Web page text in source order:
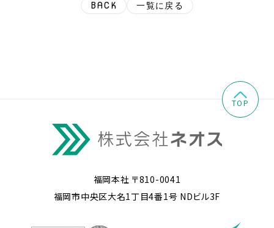
BACK 一覧に戻る
福岡本社 〒810-0041
福岡市中央区大名1丁目4番1号 NDビル3F
TOP